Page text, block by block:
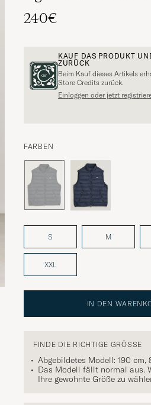
240€
KAUF DAS PRODUKT
ZURÜCK
Beim Kauf dieses Artikels
Store Credits zurück.
Einloggen oder jetzt
FARBEN
S M
XXL
IN DEN
FINDE DIE RICHTIGE GRÖSSE
Abgebildetes Modell: 190 cm,
Das Modell fällt normal aus.
Ihre gewohnte Größe zu